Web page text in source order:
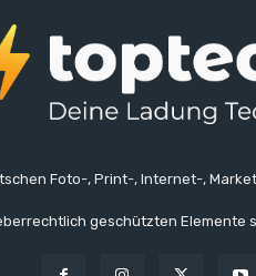
Foto-, Print-, Internet-,
geschützten Elemente